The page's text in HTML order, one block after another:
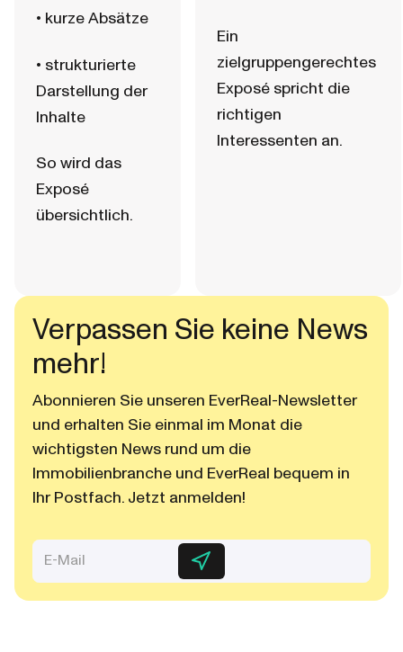
• kurze Absätze
• strukturierte
Darstellung der
Inhalte
So wird das
Exposé
übersichtlich.
Ein
zielgruppengerechtes
Exposé spricht die
richtigen
Interessenten an.
Verpassen Sie keine News
mehr!
Abonnieren Sie unseren EverReal-Newsletter
und erhalten Sie einmal im Monat die
wichtigsten News rund um die
Immobilienbranche und EverReal bequem in
Ihr Postfach. Jetzt anmelden!